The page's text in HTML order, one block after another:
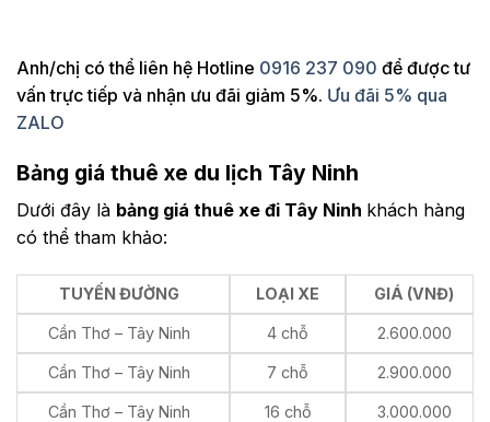
Anh/chị có thể liên hệ Hotline 0916 237 090 để được tư
vấn trực tiếp và nhận ưu đãi giảm 5%. Ưu đãi 5% qua
ZALO
Bảng giá thuê xe du lịch Tây Ninh
Dưới đây là bảng giá thuê xe đi Tây Ninh khách hàng
có thể tham khảo:
TUYẾN ĐƯỜNG LOẠI XE GIÁ (VNĐ)
Cần Thơ – Tây Ninh 4 chỗ 2.600.000
Cần Thơ – Tây Ninh 7 chỗ 2.900.000
Cần Thơ – Tây Ninh 16 chỗ 3.000.000